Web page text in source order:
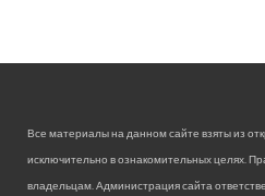
Все материалы на данном сайте взяты из
исключительно в ознакомительных целях.
владельцам. Администрация сайта